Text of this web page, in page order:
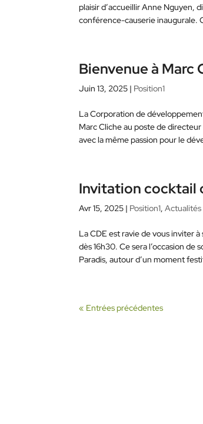
plaisir d’accueillir Anne Nguyen,
conférence-causerie inaugurale.
Bienvenue à
Juin 13, 2025 | Position1
La Corporation de
Marc Cliche au poste de
avec la même passion pour le
Invitation cocktail
Avr 15, 2025 | Position1,Actualités
La CDE est ravie de vous inviter
dès 16h30. Ce sera l’occasion
Paradis, autour d’un moment
« Entrées précédentes